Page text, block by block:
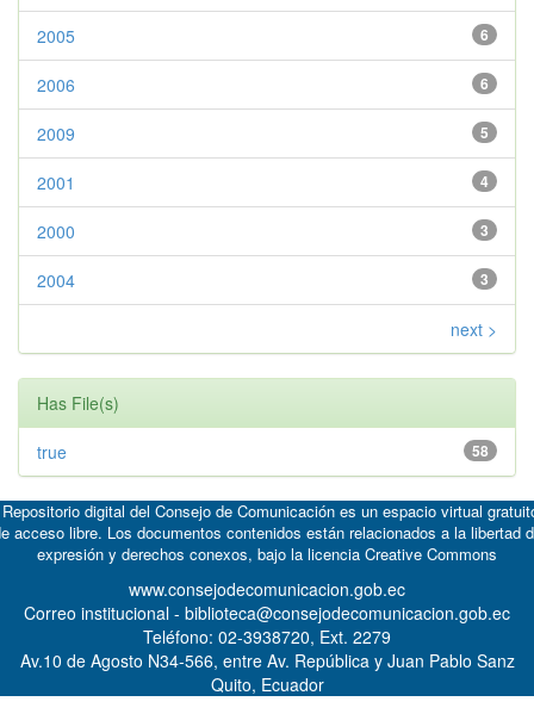
6
2005
6
2006
5
2009
4
2001
3
2000
3
2004
next >
Has File(s)
58
true
digital del Consejo de Comunicación es un espacio virtual
acceso libre. Los documentos contenidos están relacionados a la libertad
expresión y derechos conexos, bajo la licencia Creative Commons
www.consejodecomunicacion.gob.ec
Correo institucional - biblioteca@consejodecomunicacion.gob.ec
Teléfono: 02-3938720, Ext. 2279
Av.10 de Agosto N34-566, entre Av. República y Juan Pablo Sanz
Quito, Ecuador